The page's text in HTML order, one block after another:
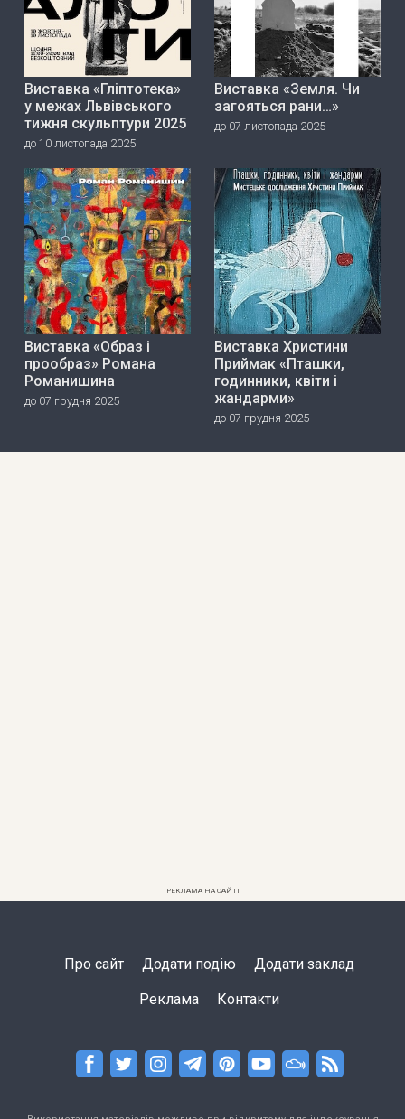
Виставка «Гліптотека»
у межах Львівського
тижня скульптури 2025
до 10 листопада 2025
Виставка «Земля. Чи
загояться рани…»
до 07 листопада 2025
Виставка «Образ і
прообраз» Романа
Романишина
до 07 грудня 2025
Виставка Христини
Приймак «Пташки,
годинники, квіти і
жандарми»
до 07 грудня 2025
РЕКЛАМА НА САЙТІ
Про сайт Додати подію Додати заклад
Реклама Контакти